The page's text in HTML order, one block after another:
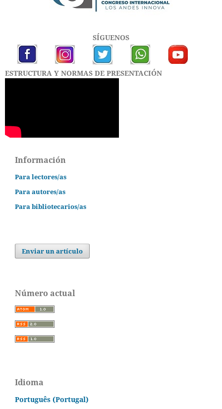
SÍGUENOS
ESTRUCTURA Y NORMAS DE PRESENTACIÓN
Información
Para lectores/as
Para autores/as
Para bibliotecarios/as
Enviar un artículo
Número actual
Idioma
Português (Portugal)